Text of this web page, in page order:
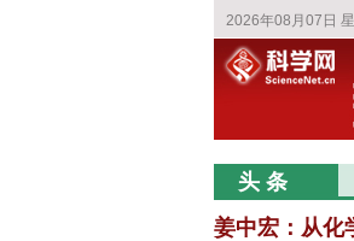
头 条
姜中宏：从化